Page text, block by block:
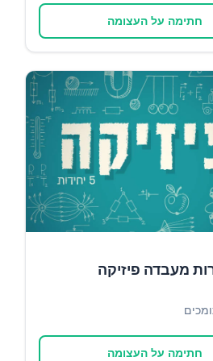
חתימה על העצומה
מעבדה פיזיקה
חתימה על העצומה